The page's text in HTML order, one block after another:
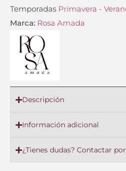
Temporadas Primavera -
Marca: Rosa Amada
Descripción
Información adicional
¿Tienes dudas? Contactar